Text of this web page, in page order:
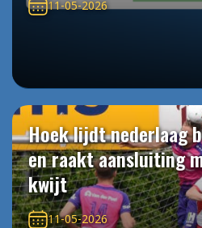
11-05-2026
Hoek lijdt nederlaag
en raakt aansluiting
kwijt
11-05-2026